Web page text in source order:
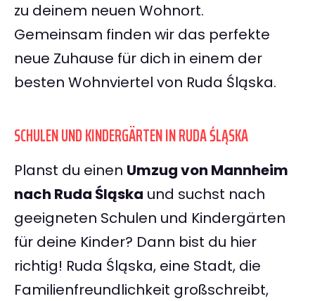
zu deinem neuen Wohnort.
Gemeinsam finden wir das perfekte
neue Zuhause für dich in einem der
besten Wohnviertel von Ruda Śląska.
SCHULEN UND KINDERGÄRTEN IN RUDA ŚLĄSKA
Planst du einen Umzug von Mannheim
nach Ruda Śląska und suchst nach
geeigneten Schulen und Kindergärten
für deine Kinder? Dann bist du hier
richtig! Ruda Śląska, eine Stadt, die
Familienfreundlichkeit großschreibt,